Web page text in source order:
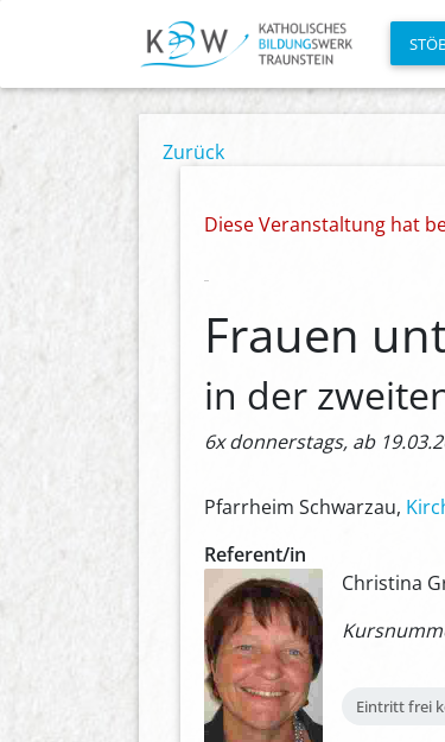
Zurück
Diese Veranstaltung hat
Frauen
in der
6x donnerstags, ab
Pfarrheim Schwarzau,
Referent/in
Christina
Eintritt frei